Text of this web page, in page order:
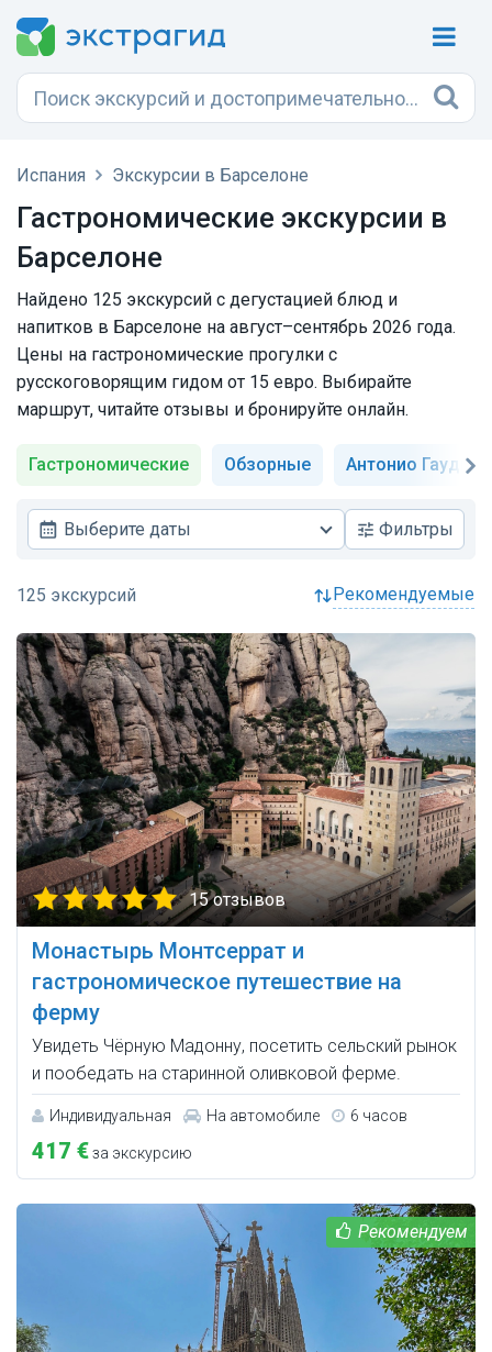
Испания Экскурсии в Барселоне
Гастрономические экскурсии в
Барселоне
Найдено 125 экскурсий с дегустацией блюд и
напитков в Барселоне на август–сентябрь 2026 года.
Цены на гастрономические прогулки с
русскоговорящим гидом от 15 евро. Выбирайте
маршрут, читайте отзывы и бронируйте онлайн.
Гастрономические Обзорные Антонио Гауди
Выберите даты Фильтры
рекомендуемые
15 отзывов
Монастырь Монтсеррат и
гастрономическое путешествие на
ферму
Увидеть Чёрную Мадонну, посетить сельский рынок
и пообедать на старинной оливковой ферме.
Индивидуальная На автомобиле 6 часов
417 €за экскурсию